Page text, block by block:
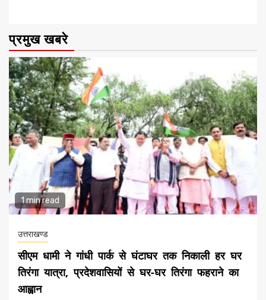
प्रमुख खबरे
1 min read
उत्तराखण्ड
सीएम धामी ने गांधी पार्क से घंटाघर तक निकाली हर घर
तिरंगा यात्रा, प्रदेशवासियों से घर-घर तिरंगा फहराने का
आह्वान